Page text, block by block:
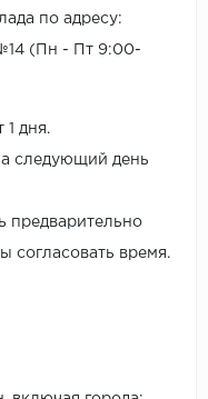
по адресу:
(Пн - Пт 9:00-
1 дня.
следующий день
предварительно
согласовать время.